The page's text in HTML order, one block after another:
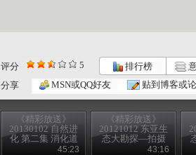
评分 5 排行榜
分享
MSN或QQ好友 贴到博客或
《精彩放送》
20130102 自然进
化 第二集 消化道
45:23
《精彩放送》
20121012 东亚生
态大勘探—拍摄
43:16